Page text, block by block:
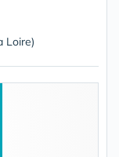
Loire)